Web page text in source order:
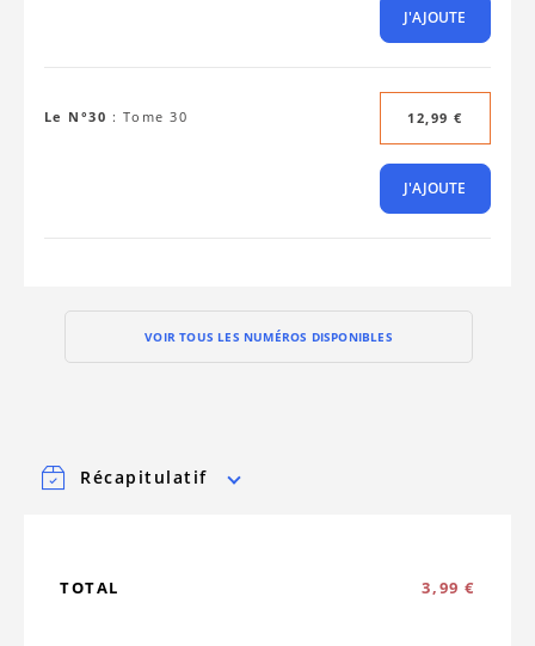
J'AJOUTE
Le N°30 : Tome 30 12,99 €
J'AJOUTE
VOIR TOUS LES NUMÉROS DISPONIBLES
Récapitulatif
TOTAL 3,99 €